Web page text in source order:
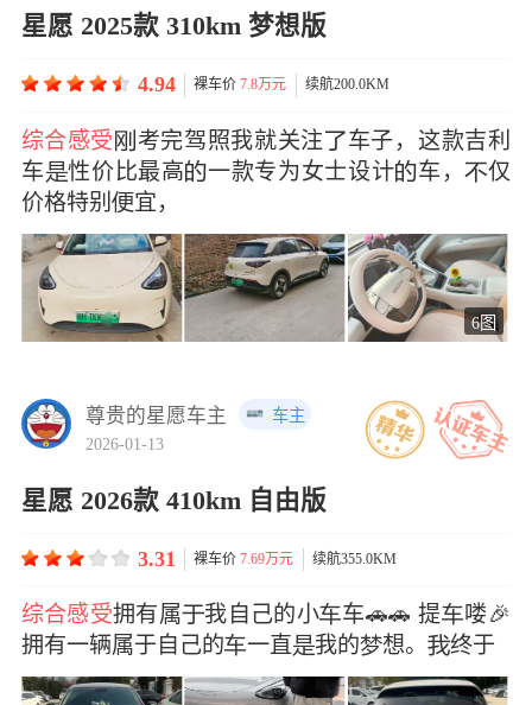
星愿 2025款 310km 梦想版
4.94 裸车价7.8万元 续航200.0KM
综合感受 考完驾照我就关注车子，这款吉利
车性价比最高一款专为女士设计车，仅
价格特别宜，
6图
尊贵的星愿车主
车主
2026-01-13
星愿 2026款 410km 自由版
3.31 裸车价7.69万元 续航355.0KM
综合感受拥有属我自己的小车🚗🚗 提喽🎉
拥有一辆属于自己的一直我的想。终于